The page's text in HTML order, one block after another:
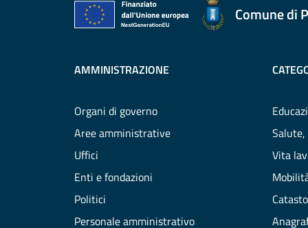
Comune di
AMMINISTRAZIONE
Organi di governo
Aree amministrative
Uffici
Enti e fondazioni
Politici
Personale amministrativo
Salute,
Vita